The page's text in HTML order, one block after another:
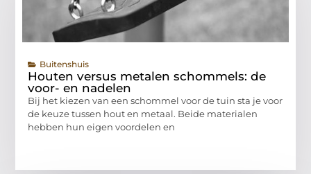
Buitenshuis
Houten versus metalen schommels: de
voor- en nadelen
Bij het kiezen van een schommel voor de tuin sta je voor
de keuze tussen hout en metaal. Beide materialen
hebben hun eigen voordelen en